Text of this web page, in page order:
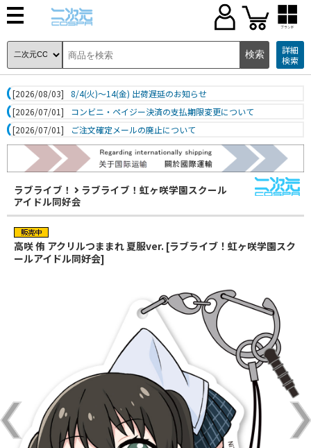
ブランド
詳細
検索
[2026/08/03]
8/4(火)～14(金) 出荷遅延のお知らせ
[2026/07/01]
コンビニ・ペイジー決済の支払期限変更について
[2026/07/01]
ご注文確定メールの廃止について
ラブライブ！
ラブライブ！虹ヶ咲学園スクール
アイドル同好会
高咲 侑 アクリルつままれ 夏服ver. [ラブライブ！虹ヶ咲学園スク
ールアイドル同好会]